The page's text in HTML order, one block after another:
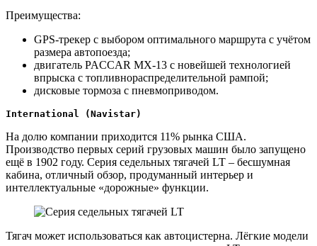
Преимущества:
GPS-трекер с выбором оптимального маршрута с учётом
размера автопоезда;
двигатель PACCAR MX-13 с новейшей технологией
впрыска с топливнораспределительной рампой;
дисковые тормоза с пневмоприводом.
International (Navistar)
На долю компании приходится 11% рынка США.
Производство первых серий грузовых машин было запущено
ещё в 1902 году. Серия седельных тягачей LT – бесшумная
кабина, отличный обзор, продуманный интерьер и
интеллектуальные «дорожные» функции.
Тягач может использоваться как автоцистерна. Лёгкие модели